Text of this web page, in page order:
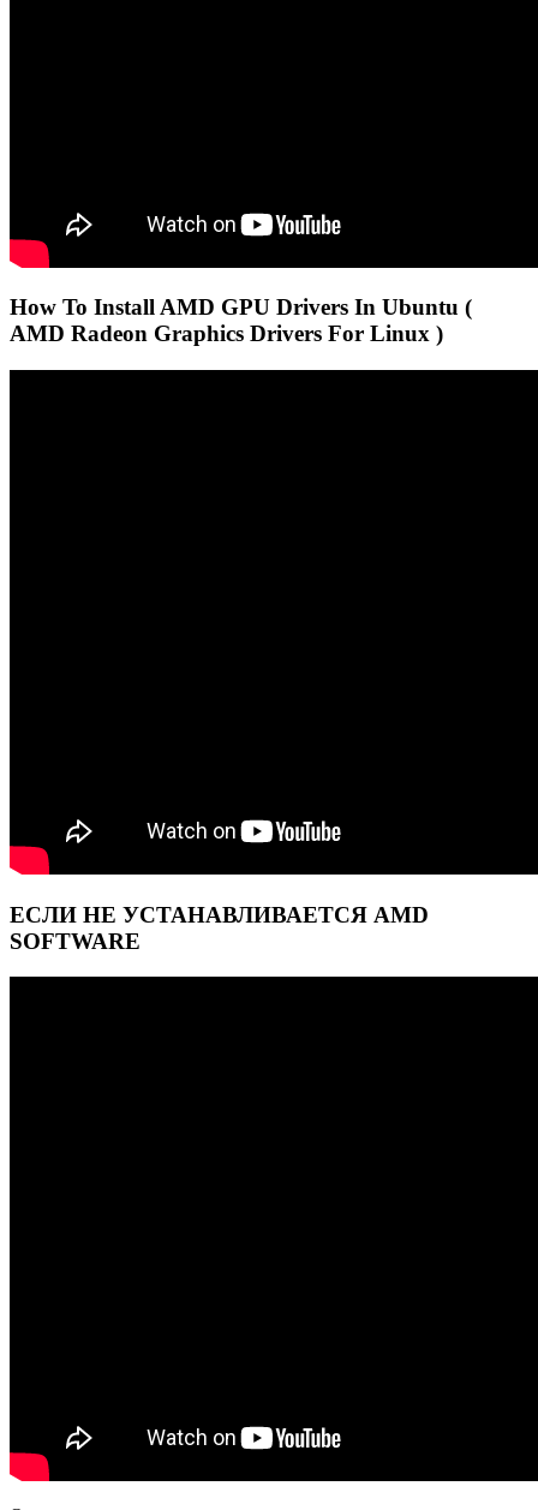
How To Install AMD GPU Drivers In Ubuntu (
AMD Radeon Graphics Drivers For Linux )
ЕСЛИ НЕ УСТАНАВЛИВАЕТСЯ AMD
SOFTWARE